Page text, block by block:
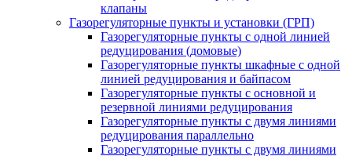
клапаны
Газорегуляторные пункты и установки (ГРП)
Газорегуляторные пункты с одной линией
редуцирования (домовые)
Газорегуляторные пункты шкафные с одной
линией редуцирования и байпасом
Газорегуляторные пункты с основной и
резервной линиями редуцирования
Газорегуляторные пункты с двумя линиями
редуцирования параллельно
Газорегуляторные пункты с двумя линиями